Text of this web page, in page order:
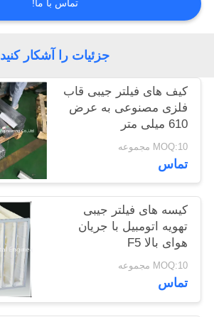
نقل
نقشه
سایت
PRIVACY
POLICY
تماس با ما!
جزئیات را آشکار کنید
کیف های فیلتر جیبی قاب
فلزی مصنوعی به عرض
610 میلی متر
MOQ:10 مجموعه
تماس
کیسه های فیلتر جیبی
تهویه اتومبیل با جریان
هوای بالا F5
MOQ:10 مجموعه
تماس